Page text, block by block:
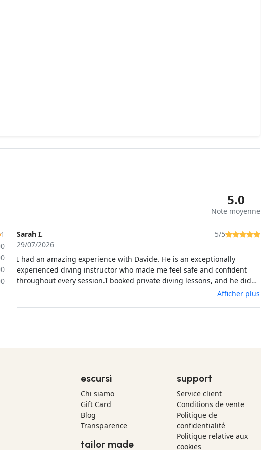
5.0
Note moyenne
1
0
0
0
0
Sarah I.
29/07/2026
5/5
I had an amazing experience with Davide. He is an exceptionally
experienced diving instructor who made me feel safe and confident
throughout every session.I booked private diving lessons, and he did
far more than just teach me how to dive. He helped me overcome my
Afficher plus
escursì
Chi siamo
Gift Card
Blog
Transparence
tailor made
support
Service client
Conditions de vente
Politique de
confidentialité
Politique relative aux
cookies